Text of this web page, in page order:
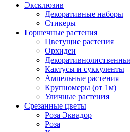
Эксклюзив
Декоративные наборы
Стикеры
Горшечные растения
Цветущие растения
Орхидеи
Кактусы и суккуленты
Ампельные растения
Крупномеры (от 1м)
Уличные растения
Срезанные цветы
Роза Эквадор
Роза